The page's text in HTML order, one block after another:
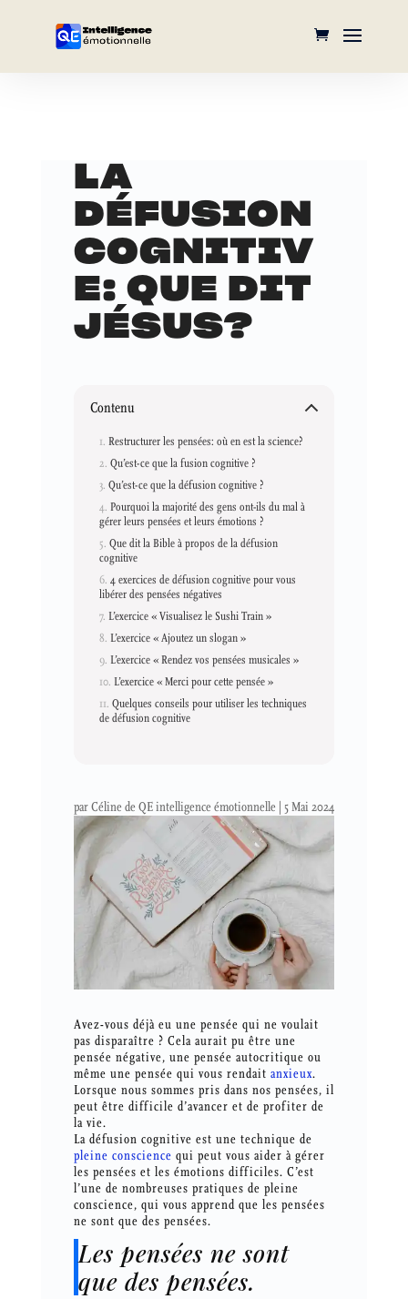
LA
DÉFUSION
COGNITIV
E: QUE DIT
JÉSUS?
Contenu
Restructurer les pensées: où en est la science?
Qu’est-ce que la fusion cognitive ?
Qu’est-ce que la défusion cognitive ?
Pourquoi la majorité des gens ont-ils du mal à
gérer leurs pensées et leurs émotions ?
Que dit la Bible à propos de la défusion
cognitive
4 exercices de défusion cognitive pour vous
libérer des pensées négatives
L’exercice « Visualisez le Sushi Train »
L’exercice « Ajoutez un slogan »
L’exercice « Rendez vos pensées musicales »
L’exercice « Merci pour cette pensée »
Quelques conseils pour utiliser les techniques
de défusion cognitive
parCéline de QE intelligence émotionnelle 5 Mai 2024
Avez-vous déjà eu une pensée qui ne voulait
pas disparaître ? Cela aurait pu être une
pensée négative, une pensée autocritique ou
même une pensée qui vous rendait anxieux.
Lorsque nous sommes pris dans nos pensées, il
peut être difficile d’avancer et de profiter de
la vie.
La défusion cognitive est une technique de
pleine conscience qui peut vous aider à gérer
les pensées et les émotions difficiles. C’est
l’une de nombreuses pratiques de pleine
conscience, qui vous apprend que les pensées
ne sont que des pensées.
Les pensées ne sont
que des pensées.